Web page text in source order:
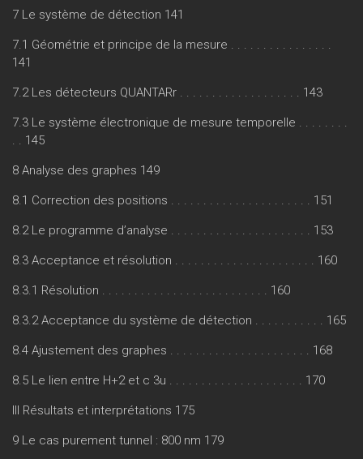
7 Le système de détection 141
7.1 Géométrie et principe de la mesure . . . . . . . . . . . . . . . .
141
7.2 Les détecteurs QUANTARr . . . . . . . . . . . . . . . . . . . 143
7.3 Le système électronique de mesure temporelle . . . . . . . .
. . 145
8 Analyse des graphes 149
8.1 Correction des positions . . . . . . . . . . . . . . . . . . . . . . 151
8.2 Le programme d’analyse . . . . . . . . . . . . . . . . . . . . . . 153
8.3 Acceptance et résolution . . . . . . . . . . . . . . . . . . . . . . 160
8.3.1 Résolution . . . . . . . . . . . . . . . . . . . . . . . . . . 160
8.3.2 Acceptance du système de détection . . . . . . . . . . . 165
8.4 Ajustement des graphes . . . . . . . . . . . . . . . . . . . . . . 168
8.5 Le lien entre H+2 et c 3u . . . . . . . . . . . . . . . . . . . . . 170
III Résultats et interprétations 175
9 Le cas purement tunnel : 800 nm 179